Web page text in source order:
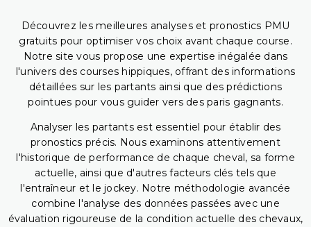
Découvrez les meilleures analyses et pronostics PMU
gratuits pour optimiser vos choix avant chaque course.
Notre site vous propose une expertise inégalée dans
l'univers des courses hippiques, offrant des informations
détaillées sur les partants ainsi que des prédictions
pointues pour vous guider vers des paris gagnants.
Analyser les partants est essentiel pour établir des
pronostics précis. Nous examinons attentivement
l'historique de performance de chaque cheval, sa forme
actuelle, ainsi que d'autres facteurs clés tels que
l'entraîneur et le jockey. Notre méthodologie avancée
combine l'analyse des données passées avec une
évaluation rigoureuse de la condition actuelle des chevaux,